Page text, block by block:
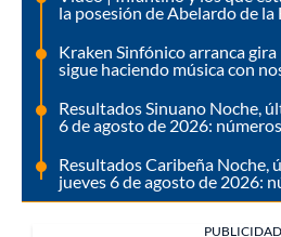
la posesión de Abelardo de la
Kraken Sinfónico arranca
sigue haciendo música con
Resultados Sinuano Noche,
6 de agosto de 2026:
Resultados Caribeña Noche,
jueves 6 de agosto de 2026:
PUBLICIDAD